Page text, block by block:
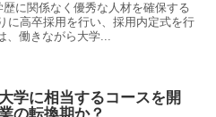
に関係なく優秀な人材を確保する
に高卒採用を行い、採用内定式を行
、働きながら大学...
学に相当するコースを開